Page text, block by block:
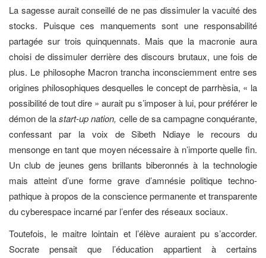
La sagesse aurait conseillé de ne pas dissimuler la vacuité des
stocks. Puisque ces manquements sont une responsabilité
partagée sur trois quinquennats. Mais que la macronie aura
choisi de dissimuler derrière des discours brutaux, une fois de
plus. Le philosophe Macron trancha inconsciemment entre ses
origines philosophiques desquelles le concept de parrhèsia, « la
possibilité de tout dire » aurait pu s’imposer à lui, pour préférer le
démon de lastart-up nation, celle de sa campagne conquérante,
confessant par la voix de Sibeth Ndiaye le recours du
mensonge en tant que moyen nécessaire à n’importe quelle fin.
Un club de jeunes gens brillants biberonnés à la technologie
mais atteint d’une forme grave d’amnésie politique techno-
pathique à propos de la conscience permanente et transparente
du cyberespace incarné par l’enfer des réseaux sociaux.
Toutefois, le maitre lointain et l’élève auraient pu s’accorder.
Socrate pensait que l’éducation appartient à certains